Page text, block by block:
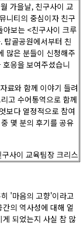
가을날, 친구사이 교
니티의 중심이자 친구
보는 <친구사이 크루
탑골공원에서부터 친
많은 분들이 신청해주
응을 보여주셨습니
료와 함께 이야기 들려
고 수어통역으로 함께
보다 열정적으로 참여
몇 분의 후기를 공유
사이 교육팀장 크리스
'마음의 고향'이라고
의 역사성에 대해 얼
되었는지 사실 참 많